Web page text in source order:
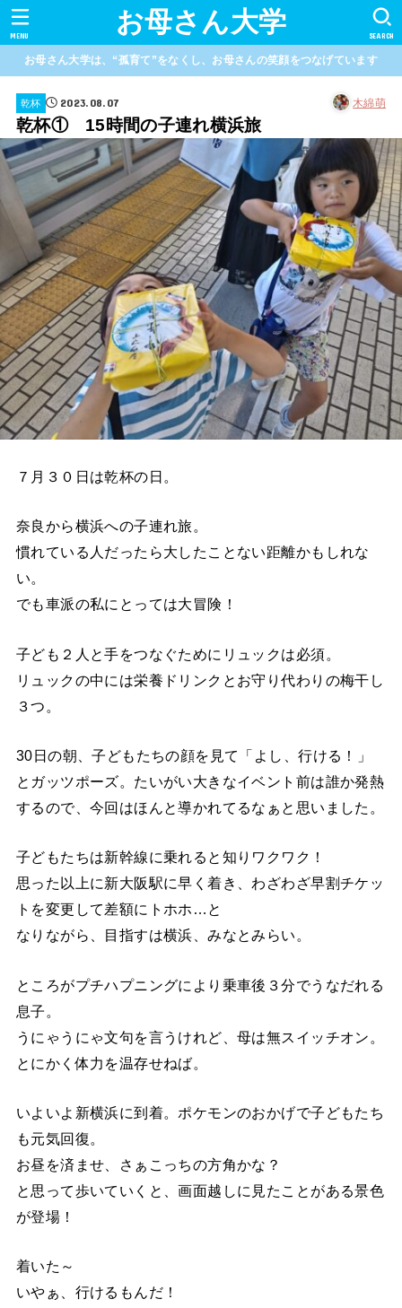
お母さん大学 SEARCH
MENU
お母さん大学は、“孤育て”をなくし、お母さんの笑顔をつなげています
乾杯 2023.08.07 木綿萌
乾杯① 15時間の子連れ横浜旅
７月３０日は乾杯の日。
奈良から横浜への子連れ旅。
慣れている人だったら大したことない距離かもしれな
い。
でも車派の私にとっては大冒険！
子ども２人と手をつなぐためにリュックは必須。
リュックの中には栄養ドリンクとお守り代わりの梅干し
３つ。
30日の朝、子どもたちの顔を見て「よし、行ける！」
とガッツポーズ。たいがい大きなイベント前は誰か発熱
するので、今回はほんと導かれてるなぁと思いました。
子どもたちは新幹線に乗れると知りワクワク！
思った以上に新大阪駅に早く着き、わざわざ早割チケッ
トを変更して差額にトホホ…と
なりながら、目指すは横浜、みなとみらい。
ところがプチハプニングにより乗車後３分でうなだれる
息子。
うにゃうにゃ文句を言うけれど、母は無スイッチオン。
とにかく体力を温存せねば。
いよいよ新横浜に到着。ポケモンのおかげで子どもたち
も元気回復。
お昼を済ませ、さぁこっちの方角かな？
と思って歩いていくと、画面越しに見たことがある景色
が登場！
着いた～
いやぁ、行けるもんだ！